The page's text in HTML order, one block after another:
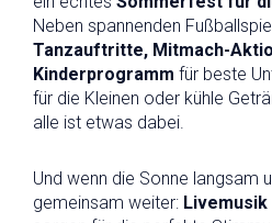
Neben spannenden
Tanzauftritte, Mitmach-
Kinderprogramm für beste
für die Kleinen oder kühle
alle ist etwas dabei.
Und wenn die Sonne langsam
gemeinsam weiter: Livemusik